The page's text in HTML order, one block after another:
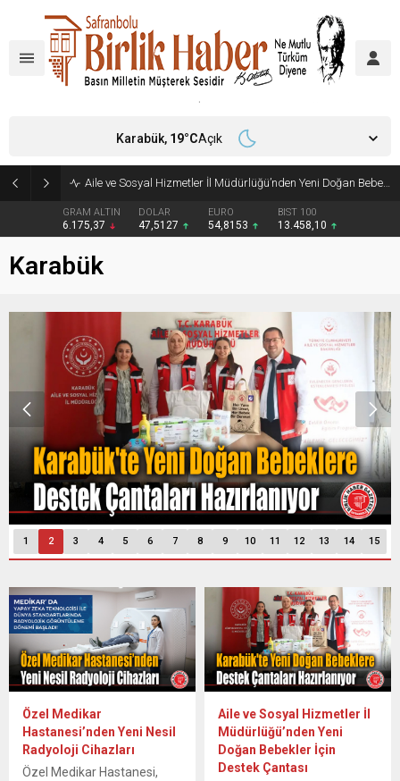
Aile ve Sosyal Hizmetler İl Müdürlüğü’nden Yeni Doğan Bebekler İçin Destek Çantası
GRAM ALTIN
6.175,37
DOLAR
47,5127
EURO
54,8153
BIST 100
13.458,10
Karabük, 19°CAçık
Karabük
1 2 3 4 5 6 7 8 9 10 11 12 13 14 15
Özel Medikar
Hastanesi’nden Yeni Nesil
Radyoloji Cihazları
Özel Medikar Hastanesi,
Aile ve Sosyal Hizmetler İl
Müdürlüğü’nden Yeni
Doğan Bebekler İçin
Destek Çantası